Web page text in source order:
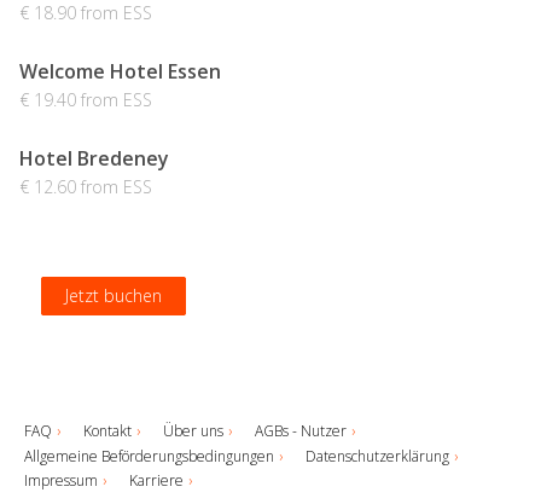
Jetzt buchen
€ 18.90 from ESS
Jetzt buchen
Welcome Hotel Essen
€ 19.40 from ESS
Jetzt buchen
Hotel Bredeney
€ 12.60 from ESS
Jetzt buchen
FAQ Kontakt Über uns
AGBs - Nutzer
Allgemeine Beförderungsbedingungen
Datenschutzerklärung
Impressum
Karriere